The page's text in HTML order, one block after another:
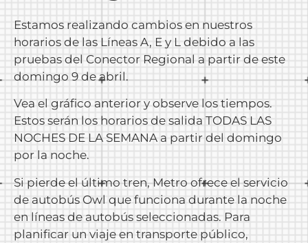
Estamos realizando cambios en nuestros
horarios de las Líneas A, E y L debido a las
pruebas del Conector Regional a partir de este
domingo 9 de abril.
Vea el gráfico anterior y observe los tiempos.
Estos serán los horarios de salida TODAS LAS
NOCHES DE LA SEMANA a partir del domingo
por la noche.
Si pierde el último tren, Metro ofrece el servicio
de autobús Owl que funciona durante la noche
en líneas de autobús seleccionadas. Para
planificar un viaje en transporte público,